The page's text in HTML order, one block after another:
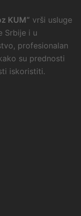
KUM“ vrši usluge
Srbije i u
profesionalan
su prednosti
iskoristiti.